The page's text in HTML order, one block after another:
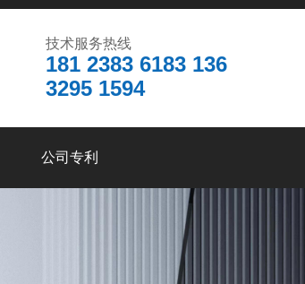
技术服务热线
181 2383 6183 136
3295 1594
公司专利